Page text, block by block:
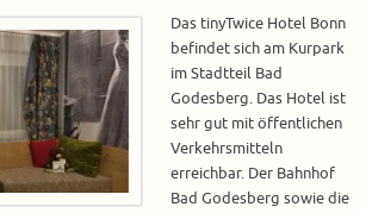
Das tinyTwice Hotel Bonn
befindet sich am Kurpark
im Stadtteil Bad
Godesberg. Das Hotel ist
sehr gut mit öffentlichen
Verkehrsmitteln
erreichbar. Der Bahnhof
Bad Godesberg sowie die